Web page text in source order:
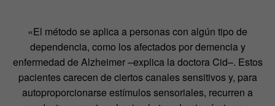
«El método se aplica a personas con algún tipo de
dependencia, como los afectados por demencia y
enfermedad de Alzheimer –explica la doctora Cid–. Estos
pacientes carecen de ciertos canales sensitivos y, para
autoproporcionarse estímulos sensoriales, recurren a